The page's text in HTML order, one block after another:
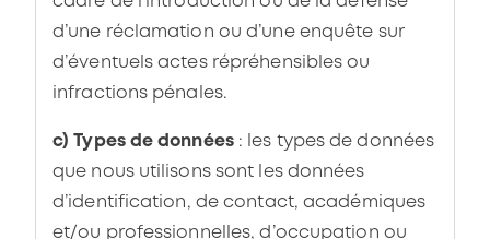
d’une réclamation ou d’une enquête sur
d’éventuels actes répréhensibles ou
infractions pénales.
c) Types de données : les types de données
que nous utilisons sont les données
d’identification, de contact, académiques
et/ou professionnelles, d’occupation ou